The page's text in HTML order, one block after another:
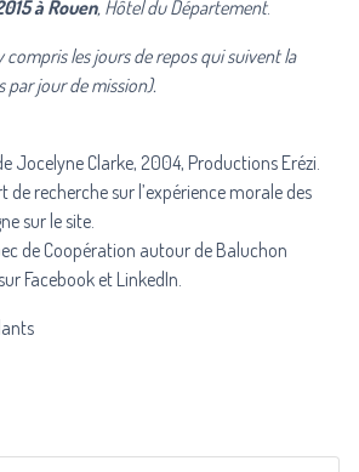
à Rouen, Hôtel du Département.
les jours de repos qui suivent la
par jour de mission).
Jocelyne Clarke, 2004, Productions Erézi.
de recherche sur l’expérience morale des
sur le site.
de Coopération autour de Baluchon
Facebook et LinkedIn.